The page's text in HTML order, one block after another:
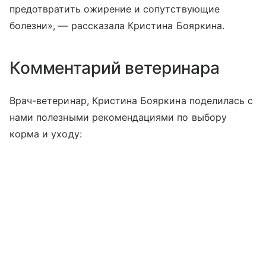
предотвратить ожирение и сопутствующие
болезни», — рассказала Кристина Бояркина.
Комментарий ветеринара
Врач-ветеринар, Кристина Бояркина поделилась с
нами полезными рекомендациями по выбору
корма и уходу: